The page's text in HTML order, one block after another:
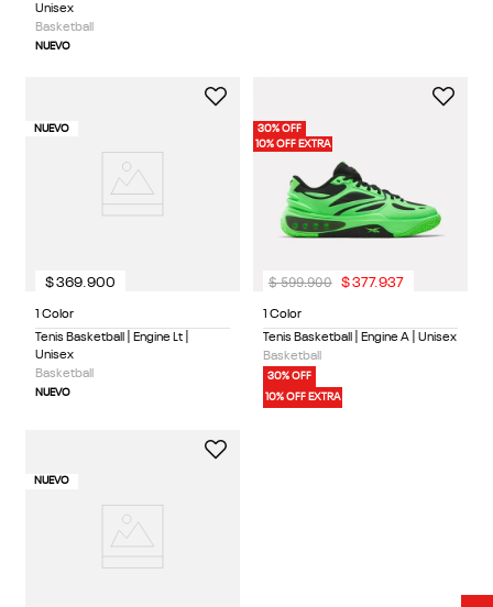
Unisex
Basketball
NUEVO
NUEVO
1 Color
Tenis Basketball | Engine Lt |
Unisex
Basketball
NUEVO
$369.900
30% OFF
10% OFF EXTRA
1 Color
Tenis Basketball | Engine A | Unisex
Basketball
30% OFF
10% OFF EXTRA
$ 599.900 $377.937
NUEVO